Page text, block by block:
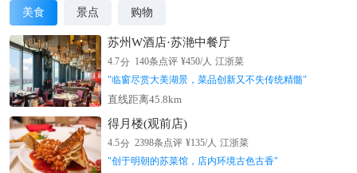
美食 景点 购物
苏州W酒店·苏滟中餐厅
4.7分 140条点评 ¥450/人 江浙菜
"临窗尽赏大美湖景，菜品创新又不失传统精髓"
直线距离45.8km
得月楼(观前店)
4.5分 2398条点评 ¥135/人 江浙菜
"创于明朝的苏菜馆，店内环境古色古香"